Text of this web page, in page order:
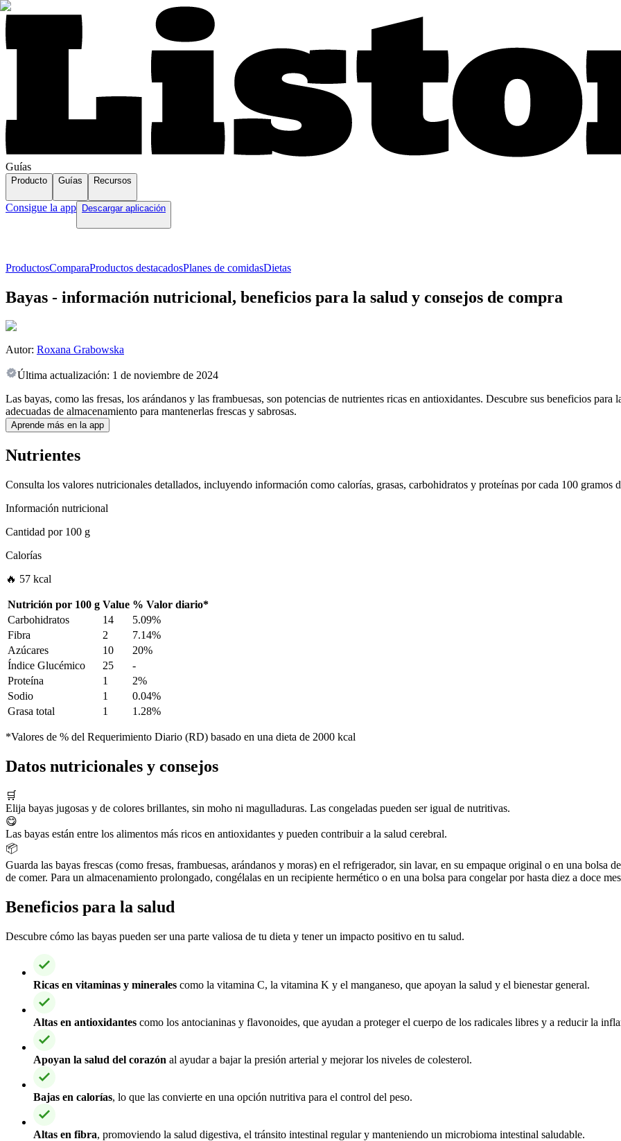
Guías
Producto Guías Recursos
Consigue la app Descargar aplicación
ProductosComparaProductos destacadosPlanes de comidasDietas
Bayas - información nutricional, beneficios para la salud y consejos de compra
Autor: Roxana Grabowska
Última actualización: 1 de noviembre de 2024
Las bayas, como las fresas, los arándanos y las frambuesas, son potencias de nutrientes ricas en antioxidantes. Descubre sus beneficios para
adecuadas de almacenamiento para mantenerlas frescas y sabrosas.
Aprende más en la app
Nutrientes
Consulta los valores nutricionales detallados, incluyendo información como calorías, grasas, carbohidratos y proteínas por cada 100 gramos
Información nutricional
Cantidad por100 g
Calorías
🔥 57 kcal
Nutrición por 100 g Value % Valor diario*
Carbohidratos
14
5.09%
Fibra
2
7.14%
Azúcares
10
20%
Índice Glucémico
25
-
Proteína
1
2%
Sodio
1
0.04%
Grasa total
1 1.28%
*Valores de % del Requerimiento Diario (RD) basado en una dieta de 2000 kcal
Datos nutricionales y consejos
🛒
Elija bayas jugosas y de colores brillantes, sin moho ni magulladuras. Las congeladas pueden ser igual de nutritivas.
😋
Las bayas están entre los alimentos más ricos en antioxidantes y pueden contribuir a la salud cerebral.
📦
Guarda las bayas frescas (como fresas, frambuesas, arándanos y moras) en el refrigerador, sin lavar, en su empaque original o en una bolsa
de comer. Para un almacenamiento prolongado, congélalas en un recipiente hermético o en una bolsa para congelar por hasta diez a doce
Beneficios para la salud
Descubre cómo las bayas pueden ser una parte valiosa de tu dieta y tener un impacto positivo en tu salud.
Ricas en vitaminas y minerales como la vitamina C, la vitamina K y el manganeso, que apoyan la salud y el bienestar general.
Altas en antioxidantes como los antocianinas y flavonoides, que ayudan a proteger el cuerpo de los radicales libres y a reducir la
Apoyan la salud del corazón al ayudar a bajar la presión arterial y mejorar los niveles de colesterol.
Bajas en calorías, lo que las convierte en una opción nutritiva para el control del peso.
Altas en fibra, promoviendo la salud digestiva, el tránsito intestinal regular y manteniendo un microbioma intestinal saludable.